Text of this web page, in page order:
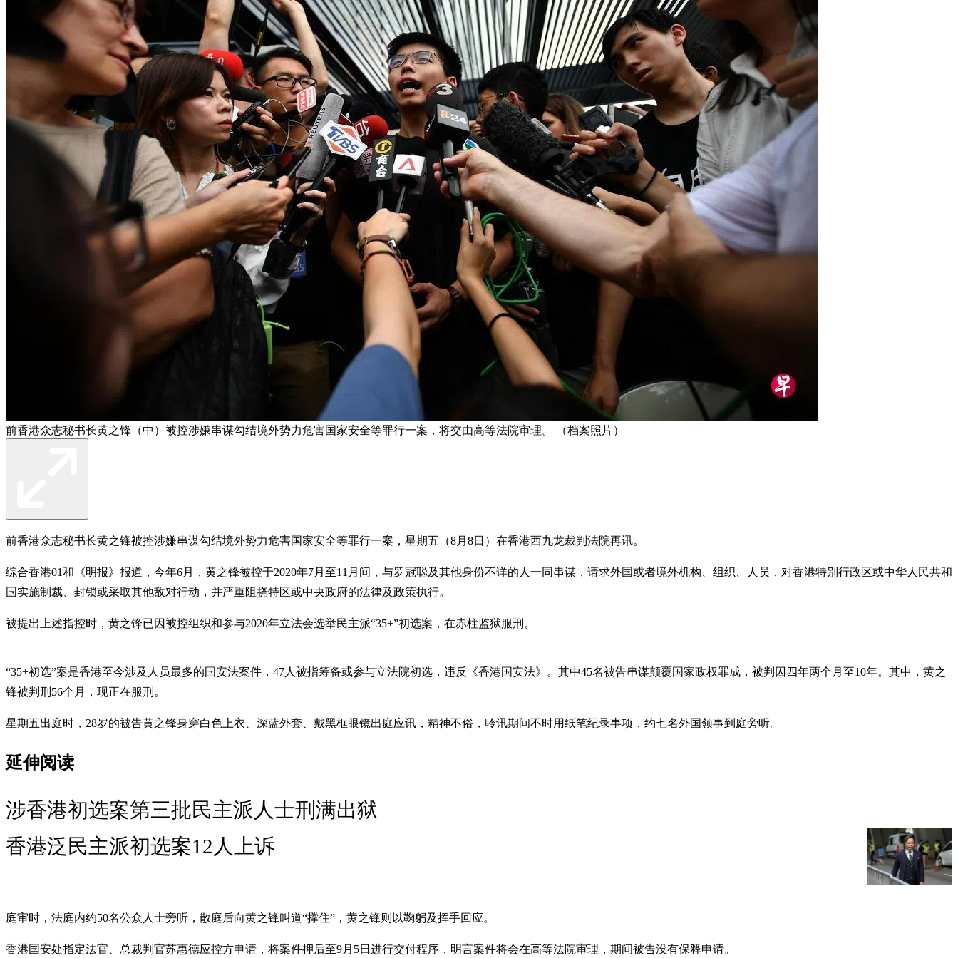
前香港众志秘书长黄之锋（中）被控涉嫌串谋勾结境外势力危害国家安全等罪行一案，将交由高等法院审理。 （档案照片）
前香港众志秘书长黄之锋被控涉嫌串谋勾结境外势力危害国家安全等罪行一案，星期五（8月8日）在香港西九龙裁判法院再讯。
综合香港01和《明报》报道，今年6月，黄之锋被控于2020年7月至11月间，与罗冠聪及其他身份不详的人一同串谋，请求外国或者境外机构、组织、人员，对香港特别行政区或中华人民共和
国实施制裁、封锁或采取其他敌对行动，并严重阻挠特区或中央政府的法律及政策执行。
被提出上述指控时，黄之锋已因被控组织和参与2020年立法会选举民主派“35+”初选案，在赤柱监狱服刑。
“35+初选”案是香港至今涉及人员最多的国安法案件，47人被指筹备或参与立法院初选，违反《香港国安法》。其中45名被告串谋颠覆国家政权罪成，被判囚四年两个月至10年。其中，黄之
锋被判刑56个月，现正在服刑。
星期五出庭时，28岁的被告黄之锋身穿白色上衣、深蓝外套、戴黑框眼镜出庭应讯，精神不俗，聆讯期间不时用纸笔纪录事项，约七名外国领事到庭旁听。
延伸阅读
涉香港初选案第三批民主派人士刑满出狱
香港泛民主派初选案12人上诉
庭审时，法庭内约50名公众人士旁听，散庭后向黄之锋叫道“撑住”，黄之锋则以鞠躬及挥手回应。
香港国安处指定法官、总裁判官苏惠德应控方申请，将案件押后至9月5日进行交付程序，明言案件将会在高等法院审理，期间被告没有保释申请。